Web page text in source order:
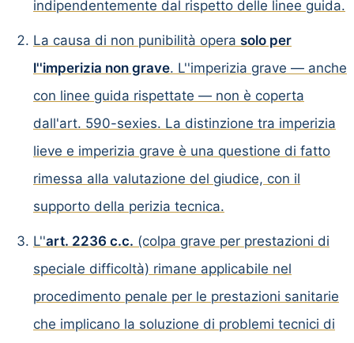
indipendentemente dal rispetto delle linee guida.
La causa di non punibilità opera solo per
l''imperizia non grave. L''imperizia grave — anche
con linee guida rispettate — non è coperta
dall'art. 590-sexies. La distinzione tra imperizia
lieve e imperizia grave è una questione di fatto
rimessa alla valutazione del giudice, con il
supporto della perizia tecnica.
L''art. 2236 c.c. (colpa grave per prestazioni di
speciale difficoltà) rimane applicabile nel
procedimento penale per le prestazioni sanitarie
che implicano la soluzione di problemi tecnici di